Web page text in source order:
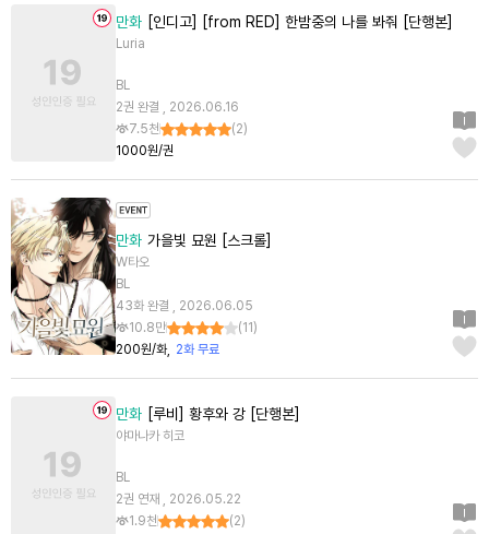
만화 [인디고] [from RED] 한밤중의 나를 봐줘 [단행본]
Luria
BL
2권 완결 , 2026.06.16
7.5천
(2)
1000원/권
만화 가을빛 묘원 [스크롤]
W타오
BL
43화 완결 , 2026.06.05
10.8만
(11 )
200원/화
2화 무료
만화 [루비] 황후와 강 [단행본]
야마나카 히코
BL
2권 연재 , 2026.05.22
1.9천
(2)